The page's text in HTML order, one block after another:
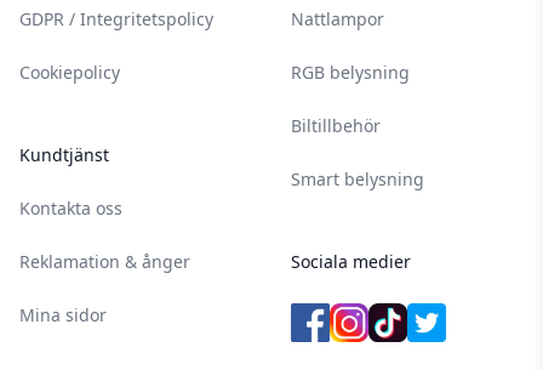
GDPR / Integritetspolicy
Cookiepolicy
Kundtjänst
Kontakta oss
Reklamation & ånger
Mina sidor
Nattlampor
RGB belysning
Biltillbehör
Smart belysning
Sociala medier